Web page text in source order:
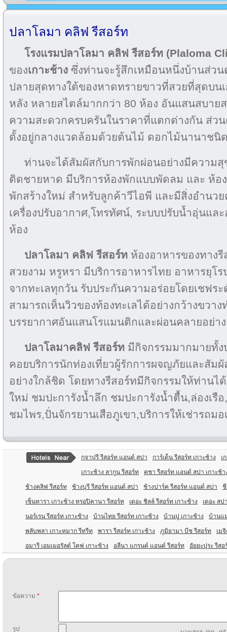
ปลาโลมา คลิฟ รีสอร์ท
โรงแรมปลาโลมา คลิฟ รีสอร์ท (Plaloma
ของเกาะช้าง ซึ่งท่านจะรู้สึกเหมือนหนึ่งบ้านส่ว
ปลายสุดทางใต้ของหาดทรายขาวที่สวยที่สุดบน
หลัง หลายสไตล์มากกว่า 80 ห้อง อันแสนสบาย
ความสะดวกครบครันในราคาที่แตกต่างกัน ส่ว
ตั้งอยู่กลางแวดล้อมด้วยต้นไม้ ดอกไม้นานาชนิ
ท่านจะได้สัมผัสกับการพักผ่อนอย่างมีความสุ
ติดชายหาด มีบริการห้องพักแบบพัดลม และ ห้อ
พักสร้างใหม่ สำหรับลูกค้าวีไอพี และมีสิ่งอำนว
เครื่องปรับอากาศ,โทรทัศน์, ระบบปรับน้ำอุ่นแล
ห้อง
ปลาโลมา คลิฟ รีสอร์ท ห้องอาหารของทาง
สวยงาม หรูหรา มีบริการอาหารไทย อาหารยุโ
จากทะเลทุกวัน รับประกันความอร่อยโดยเชฟ
สามารถเห็นวิวของท้องทะเลได้อย่างกว้างขวา
บรรยากาศอันแสนโรแมนติกและผ่อนคลายอย่า
ปลาโลมาคลิฟ รีสอร์ท มีกิจกรรมมากมายทั้ง
คอยบริการนักท่องเที่ยวผู้รักการผจญภัยและสัม
อย่างใกล้ชิด โดยทางรีสอร์ทมีกิจกรรมให้ท่านไ
ใหม่ ชมปะการังน้ำลึก ชมปะการังน้ำตื้น,ล่องเรื
ชมไพร,ปั่นจักรยานเสือภูเขา,บริการให้เช่ารถม
กจาปุรี รีสอร์ท แอนด์ สปา การ์เด็น รีสอร์ท เกาะช้าง เ
เกาะช้าง ลากูน รีสอร์ท คชา รีสอร์ท แอนด์ สปา เกาะช้า
ช้างคลิฟ รีสอร์ท ช้างบุรี รีสอร์ท แอนด์ สปา ช้างปาร์ค รีสอร์ท แอนด์ สปา
เซ็นทารา เกาะช้าง ทรอปิคานา รีสอร์ท เดอะ ชิลล์ รีสอร์ท เกาะช้าง เดอะ สป
นอร์เรน รีสอร์ท เกาะช้าง บ้านไทย รีสอร์ท เกาะช้าง บ้านปู เกาะช้าง บ้านแ
พลับพลา เกาะหมาก รีทรีท พารา รีสอร์ท เกาะช้าง ภูมิยามา บีช รีสอร์ท เม
อมารี เอมเมอรัลด์ โคฟ เกาะช้าง อลีนา แกรนด์ แอนด์ รีสอร์ท อัยยะปุระ รีส
ข้อความ *
รูป